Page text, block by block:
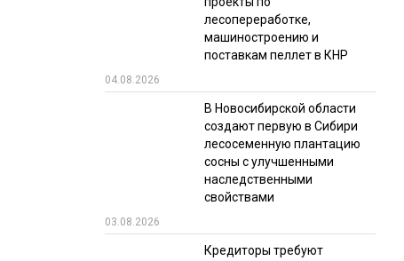
ИТОГИ МЕРОПРИЯТИЙ
лесопереработке,
машиностроению и
поставкам пеллет в КНР
04.08.2026
В Новосибирской области
создают первую в Сибири
лесосеменную плантацию
сосны с улучшенными
наследственными
свойствами
03.08.2026
Кредиторы требуют